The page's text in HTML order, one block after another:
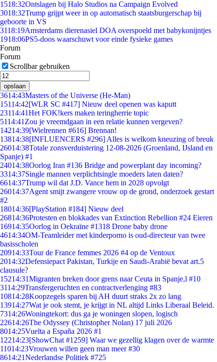
1518:32Ontslagen bij Halo Studios na Campaign Evolved
3018:32Trump grijpt weer in op automatisch staatsburgerschap bij
geboorte in VS
3118:19Amsterdams dierenasiel DOA overspoeld met babykonijntjes
1918:06PS5-doos waarschuwt voor einde fysieke games
Forum
Forum
Scrollbar gebruiken
opslaan
3614:43Masters of the Universe (He-Man)
15114:42[WLR SC #417] Nieuw deel openen was kaputt
23114:41Het FOK!kers maken teringherrie topic
5114:41 Zou je vreemdgaan in een relatie kunnen vergeven?
14214:39[Wielrennen #616] Brennan!
13814:38[INFLUENCERS #296] Alles is welkom kneuzing of breuk
26014:38Totale zonsverduistering 12-08-2026 (Groenland, IJsland en
Spanje) #1
24014:38Oorlog Iran #136 Bridge and powerplant day incoming?
3314:37Single mannen verplichtsingle moeders laten daten?
6614:37Trump wil dat J.D. Vance hem in 2028 opvolgt
26014:37Agent smijt zwangere vrouw op de grond, onderzoek gestart
#2
18014:36[PlayStation #184] Nieuw deel
26814:36Protesten en blokkades van Extinction Rebellion #24 Eieren
16914:35Oorlog in Oekraïne #1318 Drone baby drone
4614:34OM-Teamleider met kinderporno is oud-directeur van twee
basisscholen
20914:33Tour de France femmes 2026 #4 op de Ventoux
2014:32Defensiepact Pakistan, Turkije en Saudi-Arabië bevat art.5
clausule?
15214:31Migranten breken door grens naar Ceuta in Spanje,l #10
3114:29Transfergeruchten en contractverlenging #83
10814:28Koopzegels sparen bij AH duurt straks 2x zo lang
13914:27Wat je ook stemt, je krijgt in NL altijd Links Liberaal Beleid.
7314:26Woningtekort: dus ga je woningen slopen, logisch
22614:26The Odyssey (Christopher Nolan) 17 juli 2026
8014:25Vuelta a España 2026 #1
12214:23[ShowChat #1259] Waar we gezellig klagen over de warmte
11014:23Vrouwen willen geen man meer #30
8614:21Nederlandse Politiek #725